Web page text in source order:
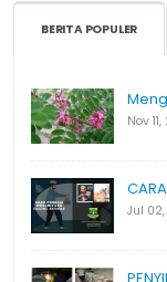
BERITA POPULER
Nov
Jul 02,